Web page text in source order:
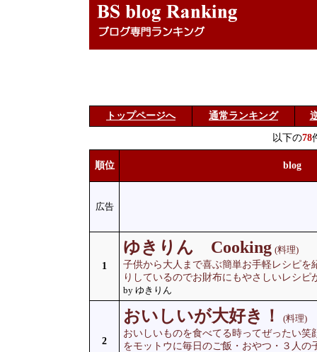
トップページへ 通常ランキング
以下の78
順位 blog
広告
1
ゆきりん Cooking (料理)
子供から大人まで喜ぶ簡単お手軽レシピを
りしているのでお財布にもやさしいレシ
by ゆきりん
2
おいしいが大好き！
(料理)
おいしいものを食べてる時ってぜったい
をモットウに毎日のご飯・おやつ・３人の